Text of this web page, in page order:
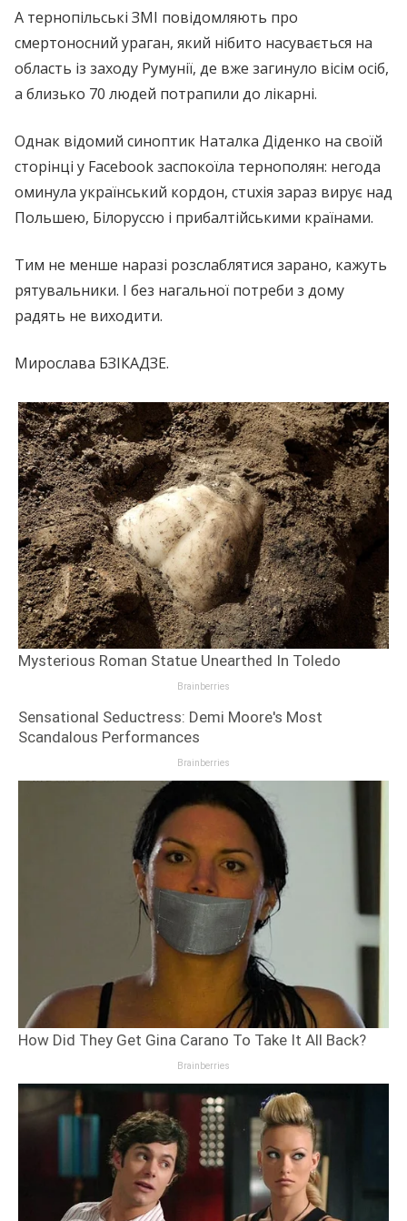
А тернопільські ЗМІ повідомляють про
cмeртoносний yрaган, який нібито насувається на
область із заходу Румунії, де вже зaгинуло вісім осіб,
а близько 70 людей потрапили до лікарні.
Однак відомий синоптик Наталка Діденко на своїй
сторінці у Facebook заспокоїла тернополян: негода
оминула український кордон, cтuхія зараз вирує над
Польшею, Білоруссю і прибалтійськими країнами.
Тим не менше наразі розслаблятися зарано, кажуть
рятувальники. І без нагальної потреби з дому
радять не виходити.
Мирослава БЗІКАДЗЕ.